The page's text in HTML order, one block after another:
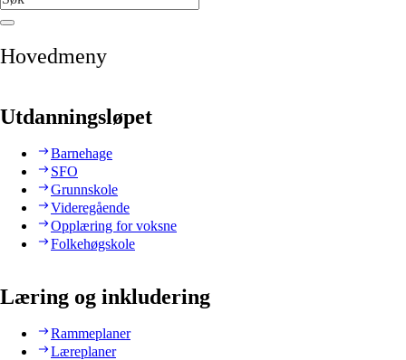
Hovedmeny
Utdanningsløpet
Barnehage
SFO
Grunnskole
Videregående
Opplæring for voksne
Folkehøgskole
Læring og inkludering
Rammeplaner
Læreplaner